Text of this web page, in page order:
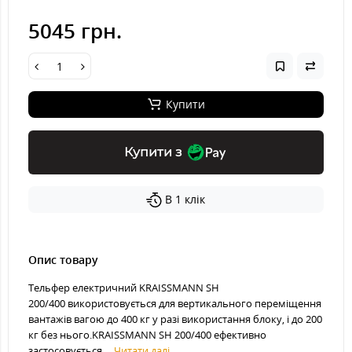
5045 грн.
Купити
Купити з
В 1 клік
Опис товару
Тельфер електричний KRAISSMANN SH
200/400 використовується для вертикального переміщення
вантажів вагою до 400 кг у разі використання блоку, і до 200
кг без нього.KRAISSMANN SH 200/400 ефективно